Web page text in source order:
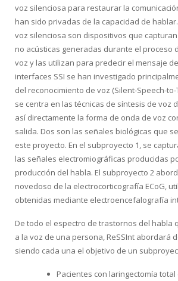
voz silenciosa para restaurar la
han sido privadas de la capacidad de
voz silenciosa son dispositivos que
no acústicas generadas durante el proceso
voz y las utilizan para predecir el mensaje
interfaces SSI se han investigado
del reconocimiento de voz (Silent-Speech-
se centra en las técnicas de síntesis de voz
así directamente la forma de onda de voz
salida. Dos son las señales biológicas que
este proyecto. En el subproyecto 1, se
las señales electromiográficas producidas
producción del habla. El subproyecto 2
novedoso de la electrocorticografía ECoG,
obtenidas mediante electroencefalografía
De todo el espectro de trastornos del habla
a la voz de una persona, ReSSInt abordará
siendo cada una el objetivo de un
Pacientes con laringectomía total